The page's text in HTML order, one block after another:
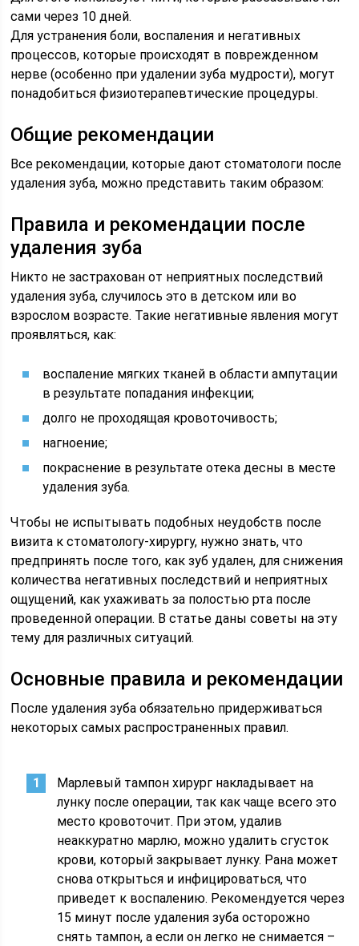
сами через 10 дней.
Для устранения боли, воспаления и негативных
процессов, которые происходят в поврежденном
нерве (особенно при удалении зуба мудрости), могут
понадобиться физиотерапевтические процедуры.
Общие рекомендации
Все рекомендации, которые дают стоматологи после
удаления зуба, можно представить таким образом:
Правила и рекомендации после
удаления зуба
Никто не застрахован от неприятных последствий
удаления зуба, случилось это в детском или во
взрослом возрасте. Такие негативные явления могут
проявляться, как:
воспаление мягких тканей в области ампутации
в результате попадания инфекции;
долго не проходящая кровоточивость;
нагноение;
покраснение в результате отека десны в месте
удаления зуба.
Чтобы не испытывать подобных неудобств после
визита к стоматологу-хирургу, нужно знать, что
предпринять после того, как зуб удален, для снижения
количества негативных последствий и неприятных
ощущений, как ухаживать за полостью рта после
проведенной операции. В статье даны советы на эту
тему для различных ситуаций.
Основные правила и рекомендации
После удаления зуба обязательно придерживаться
некоторых самых распространенных правил.
Марлевый тампон хирург накладывает на
лунку после операции, так как чаще всего это
место кровоточит. При этом, удалив
неаккуратно марлю, можно удалить сгусток
крови, который закрывает лунку. Рана может
снова открыться и инфицироваться, что
приведет к воспалению. Рекомендуется через
15 минут после удаления зуба осторожно
снять тампон, а если он легко не снимается –